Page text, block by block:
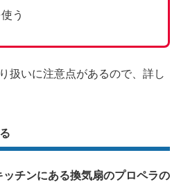
う
扱いに注意点があるので、詳し
チンにある換気扇のプロペラの